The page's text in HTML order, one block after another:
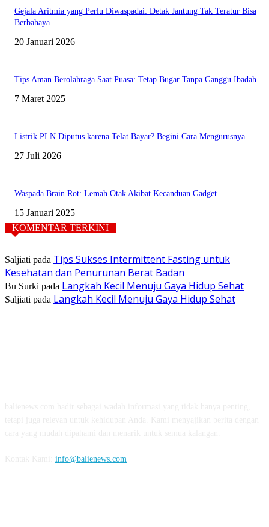
Gejala Aritmia yang Perlu Diwaspadai: Detak Jantung Tak Teratur Bisa
Berbahaya
20 Januari 2026
Tips Aman Berolahraga Saat Puasa: Tetap Bugar Tanpa Ganggu Ibadah
7 Maret 2025
Listrik PLN Diputus karena Telat Bayar? Begini Cara Mengurusnya
27 Juli 2026
Waspada Brain Rot: Lemah Otak Akibat Kecanduan Gadget
15 Januari 2025
KOMENTAR TERKINI
Saljiati pada Tips Sukses Intermittent Fasting untuk
Kesehatan dan Penurunan Berat Badan
Bu Surki pada Langkah Kecil Menuju Gaya Hidup Sehat
Saljiati pada Langkah Kecil Menuju Gaya Hidup Sehat
info@balienews.com